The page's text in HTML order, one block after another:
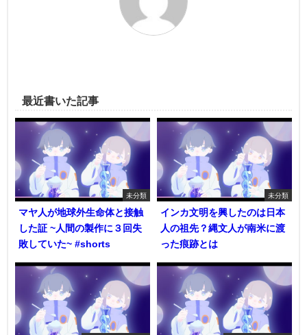
最近書いた記事
未分類
マヤ人が地球外生命体と接触
した証 ~人間の製作に３回失
敗していた~ #shorts
未分類
インカ文明を興したのは日本
人の祖先？縄文人が南米に渡
った痕跡とは